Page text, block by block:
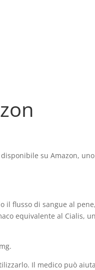
su Amazon,
flusso di sangue al
equivalente al Cialis,
Il medico può